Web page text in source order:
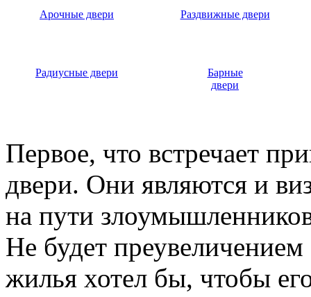
Арочные двери Раздвижные двери
Радиусные двери
Барные
двери
Первое, что встречает
двери. Они являются и
на пути
Не будет
жилья хотел бы, чтобы